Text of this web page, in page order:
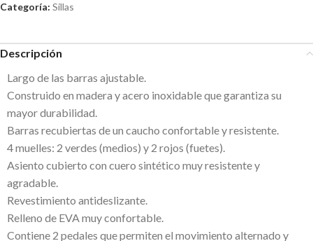
Categoría: Sillas
Descripción
Largo de las barras ajustable.
Construido en madera y acero inoxidable que garantiza su
mayor durabilidad.
Barras recubiertas de un caucho confortable y resistente.
4 muelles: 2 verdes (medios) y 2 rojos (fuetes).
Asiento cubierto con cuero sintético muy resistente y
agradable.
Revestimiento antideslizante.
Relleno de EVA muy confortable.
Contiene 2 pedales que permiten el movimiento alternado y